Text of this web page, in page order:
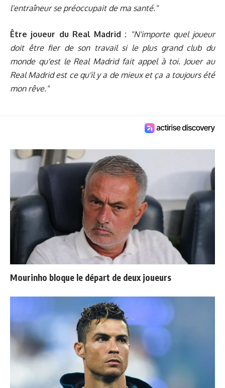
l'entraîneur se préoccupait de ma santé."
Être joueur du Real Madrid : "N'importe quel joueur
doit être fier de son travail si le plus grand club du
monde qu'est le Real Madrid fait appel à toi. Jouer au
Real Madrid est ce qu'il y a de mieux et ça a toujours été
mon rêve."
Mourinho bloque le départ de deux joueurs